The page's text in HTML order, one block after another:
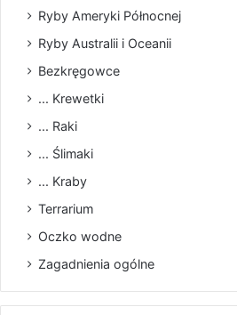
Ryby Ameryki Północnej
Ryby Australii i Oceanii
Bezkręgowce
... Krewetki
... Raki
... Ślimaki
... Kraby
Terrarium
Oczko wodne
Zagadnienia ogólne